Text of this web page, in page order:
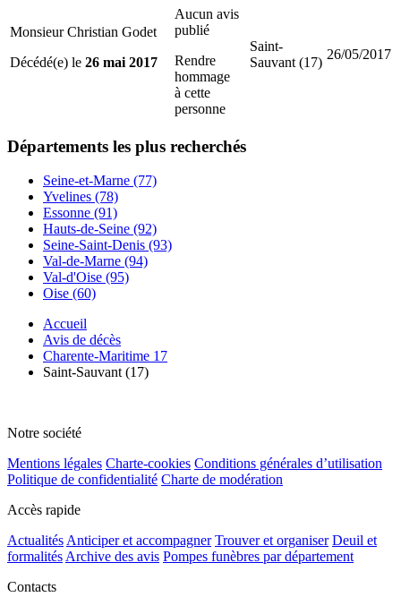
Monsieur Christian Godet
Décédé(e) le 26 mai 2017
Aucun avis
publié
Rendre
hommage
à cette
personne
Saint-
Sauvant (17)
26/05/2017
Départements les plus recherchés
Seine-et-Marne (77)
Yvelines (78)
Essonne (91)
Hauts-de-Seine (92)
Seine-Saint-Denis (93)
Val-de-Marne (94)
Val-d'Oise (95)
Oise (60)
Accueil
Avis de décès
Charente-Maritime 17
Saint-Sauvant (17)
Notre société
Mentions légales Charte-cookies Conditions générales d’utilisation
Politique de confidentialité Charte de modération
Accès rapide
Actualités Anticiper et accompagner Trouver et organiser Deuil et
formalités Archive des avis Pompes funèbres par département
Contacts